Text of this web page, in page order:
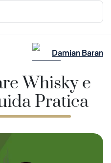
Damian Baran
Whisky e
Pratica